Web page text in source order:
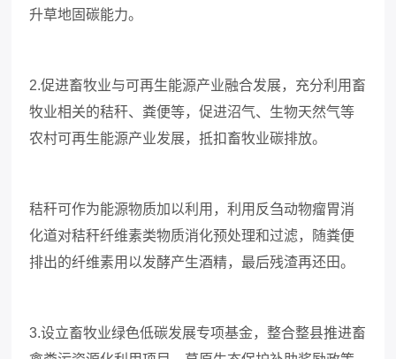
升草地固碳能力。
2.促进畜牧业与可再生能源产业融合发展，充分利用畜
牧业相关的秸秆、粪便等，促进沼气、生物天然气等
农村可再生能源产业发展，抵扣畜牧业碳排放。
秸秆可作为能源物质加以利用，利用反刍动物瘤胃消
化道对秸秆纤维素类物质消化预处理和过滤，随粪便
排出的纤维素用以发酵产生酒精，最后残渣再还田。
3.设立畜牧业绿色低碳发展专项基金，整合整县推进畜